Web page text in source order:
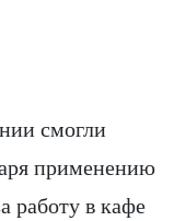
смогли
применению
работу в кафе